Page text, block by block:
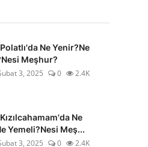
Ne Yenir?Ne
Meşhur?
3, 2025 0 2.4K
Ne
Yemeli?Nesi Meş...
3, 2025 0 2.4K